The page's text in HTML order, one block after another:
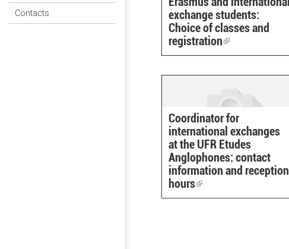
Contacts
exchange students:
Choice of classes and
registration(link
is
Coordinator for
international exchanges
at the UFR Etudes
Anglophones: contact
information and reception
hours(link
is